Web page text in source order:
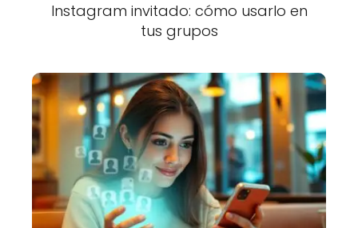
Instagram invitado: cómo usarlo en
tus grupos